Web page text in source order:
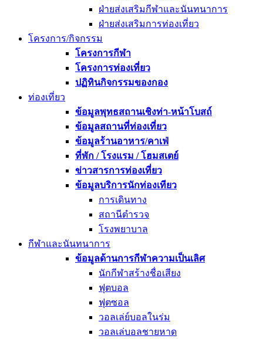
ฝ่ายส่งเสริมกีฬาและนันทนาการ
ฝ่ายส่งเสริมการท่องเที่ยว
โครงการ/กิจกรรม
โครงการกีฬา
โครงการท่องเที่ยว
ปฏิทินกิจกรรมของกอง
ท่องเที่ยว
ข้อมูลพุทธสถานเชิงท่า-หน้าโบสถ์
ข้อมูลสถานที่ท่องเที่ยว
ข้อมูลร้านอาหาร/คาเฟ่
ที่พัก / โรงแรม / โฮมสเตย์
ข่าวสารการท่องเที่ยว
ข้อมูลบริการนักท่องเทียว
การเดินทาง
สถานีตำรวจ
โรงพยาบาล
กีฬาและนันทนาการ
ข้อมูลด้านการกีฬาความเป็นเลิศ
นักกีฬาสร้างชื่อเสียง
ฟุตบอล
ฟุตซอล
วอลเล่ย์บอลในร่ม
วอลเล่บอลชายหาด